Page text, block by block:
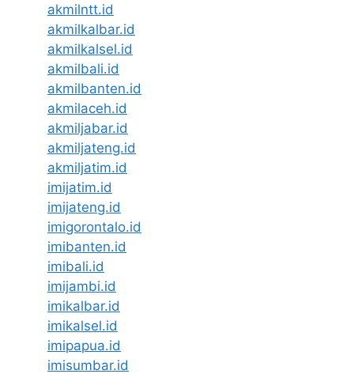
akmilntt.id
akmilkalbar.id
akmilkalsel.id
akmilbali.id
akmilbanten.id
akmilaceh.id
akmiljabar.id
akmiljateng.id
akmiljatim.id
imijatim.id
imijateng.id
imigorontalo.id
imibanten.id
imibali.id
imijambi.id
imikalbar.id
imikalsel.id
imipapua.id
imisumbar.id